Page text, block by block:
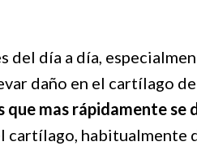
del día a día,
daño en el cartílago
que mas rápidamente se
habitualmente